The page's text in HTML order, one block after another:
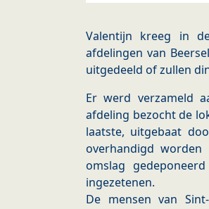
Valentijn kreeg in
afdelingen van
uitgedeeld of zullen
Er werd verzameld
afdeling bezocht de
laatste, uitgebaat
overhandigd
omslag
ingezetenen.
De mensen van